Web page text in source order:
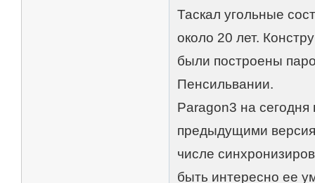
Таскал угольные
около 20 лет.
были построены
Пенсильвании.
Paragon3 на
предыдущими
числе
быть интересно ее